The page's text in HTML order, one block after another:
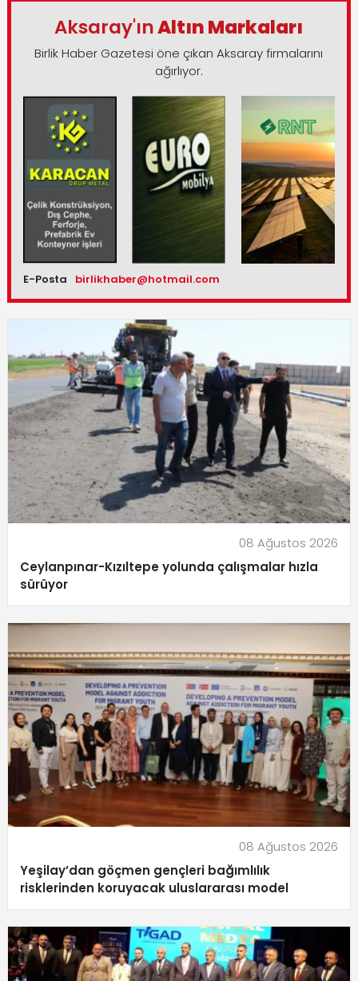
Aksaray'ınAltın Markaları
Birlik Haber Gazetesi öne çıkan Aksaray firmalarını
ağırlıyor.
E-Posta birlikhaber@hotmail.com
08 Ağustos 2026
Ceylanpınar-Kızıltepe yolunda çalışmalar hızla
sürüyor
08 Ağustos 2026
Yeşilay’dan göçmen gençleri bağımlılık
risklerinden koruyacak uluslararası model